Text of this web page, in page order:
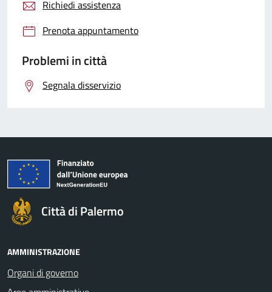
Richiedi assistenza
Prenota appuntamento
Problemi in città
Segnala disservizio
Città di Palermo
AMMINISTRAZIONE
Organi di governo